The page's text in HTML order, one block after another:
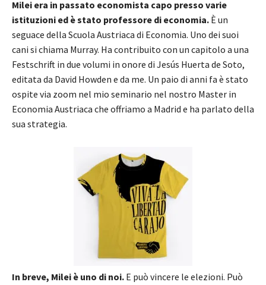
Milei era in passato economista capo presso varie
istituzioni ed è stato professore di economia. È un
seguace della Scuola Austriaca di Economia. Uno dei suoi
cani si chiama Murray. Ha contribuito con un capitolo a una
Festschrift in due volumi in onore di Jesús Huerta de Soto,
editata da David Howden e da me. Un paio di anni fa è stato
ospite via zoom nel mio seminario nel nostro Master in
Economia Austriaca che offriamo a Madrid e ha parlato della
sua strategia.
In breve, Milei è uno di noi. E può vincere le elezioni. Può